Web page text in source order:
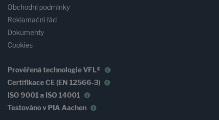
Obchodní podmínky
Reklamační řád
Dokumenty
Cookies
Prověřená technologie VFL®
Certifikace CE (EN 12566-3)
ISO 9001 a ISO 14001
Testováno v PIA Aachen